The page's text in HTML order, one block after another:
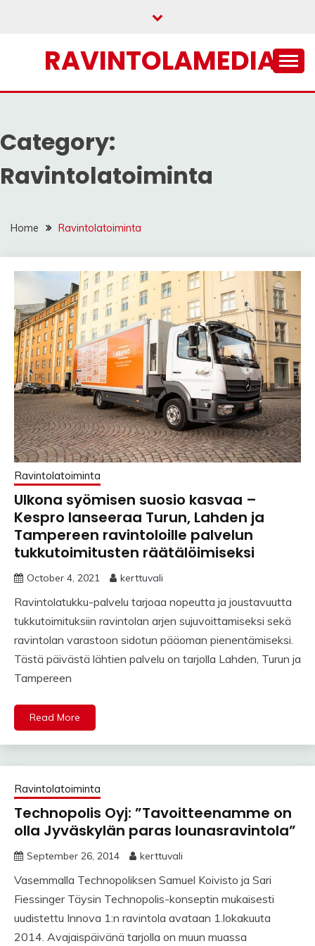
RAVINTOLAMEDIA
Category:
Ravintolatoiminta
Home Ravintolatoiminta
Ravintolatoiminta
Ulkona syömisen suosio kasvaa –
Kespro lanseeraa Turun, Lahden ja
Tampereen ravintoloille palvelun
tukkutoimitusten räätälöimiseksi
October 4, 2021 kerttuvali
Ravintolatukku-palvelu tarjoaa nopeutta ja joustavuutta
tukkutoimituksiin ravintolan arjen sujuvoittamiseksi sekä
ravintolan varastoon sidotun pääoman pienentämiseksi.
Tästä päivästä lähtien palvelu on tarjolla Lahden, Turun ja
Tampereen
Read More
Ravintolatoiminta
Technopolis Oyj: ”Tavoitteenamme on
olla Jyväskylän paras lounasravintola”
September 26, 2014 kerttuvali
Vasemmalla Technopoliksen Samuel Koivisto ja Sari
Fiessinger Täysin Technopolis-konseptin mukaisesti
uudistettu Innova 1:n ravintola avataan 1.lokakuuta
2014. Avajaispäivänä tarjolla on muun muassa